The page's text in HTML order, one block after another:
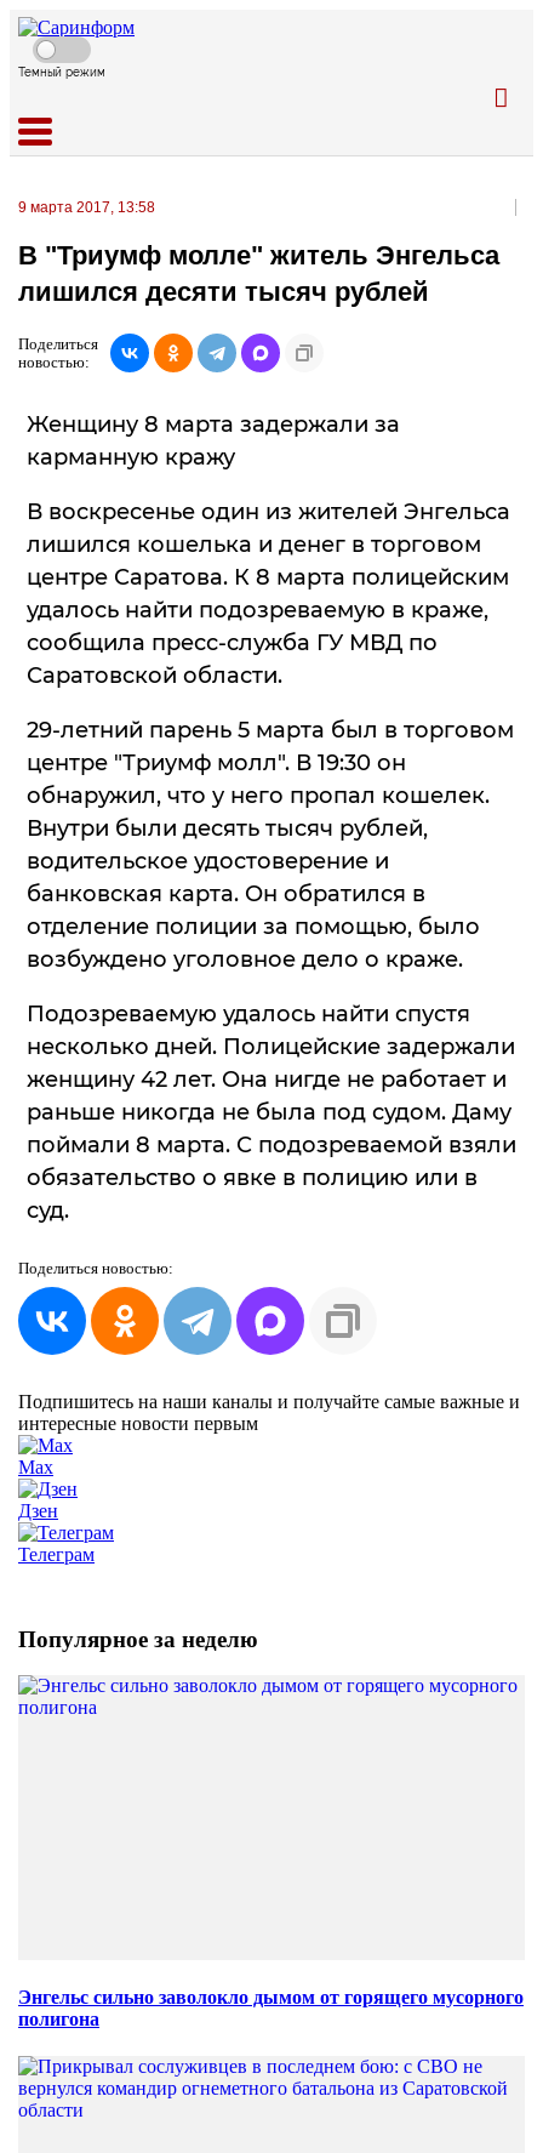
Темный режим
9 марта 2017, 13:58
В "Триумф молле" житель Энгельса
лишился десяти тысяч рублей
Поделиться
новостью:
Женщину 8 марта задержали за
карманную кражу
В воскресенье один из жителей Энгельса
лишился кошелька и денег в торговом
центре Саратова. К 8 марта полицейским
удалось найти подозреваемую в краже,
сообщила пресс-служба ГУ МВД по
Саратовской области.
29-летний парень 5 марта был в торговом
центре "Триумф молл". В 19:30 он
обнаружил, что у него пропал кошелек.
Внутри были десять тысяч рублей,
водительское удостоверение и
банковская карта. Он обратился в
отделение полиции за помощью, было
возбуждено уголовное дело о краже.
Подозреваемую удалось найти спустя
несколько дней. Полицейские задержали
женщину 42 лет. Она нигде не работает и
раньше никогда не была под судом. Даму
поймали 8 марта. С подозреваемой взяли
обязательство о явке в полицию или в
суд.
Поделиться новостью:
Подпишитесь на наши каналы и получайте самые важные и
интересные новости первым
Max
Дзен
Телеграм
Популярное за неделю
Энгельс сильно заволокло дымом от горящего мусорного
полигона